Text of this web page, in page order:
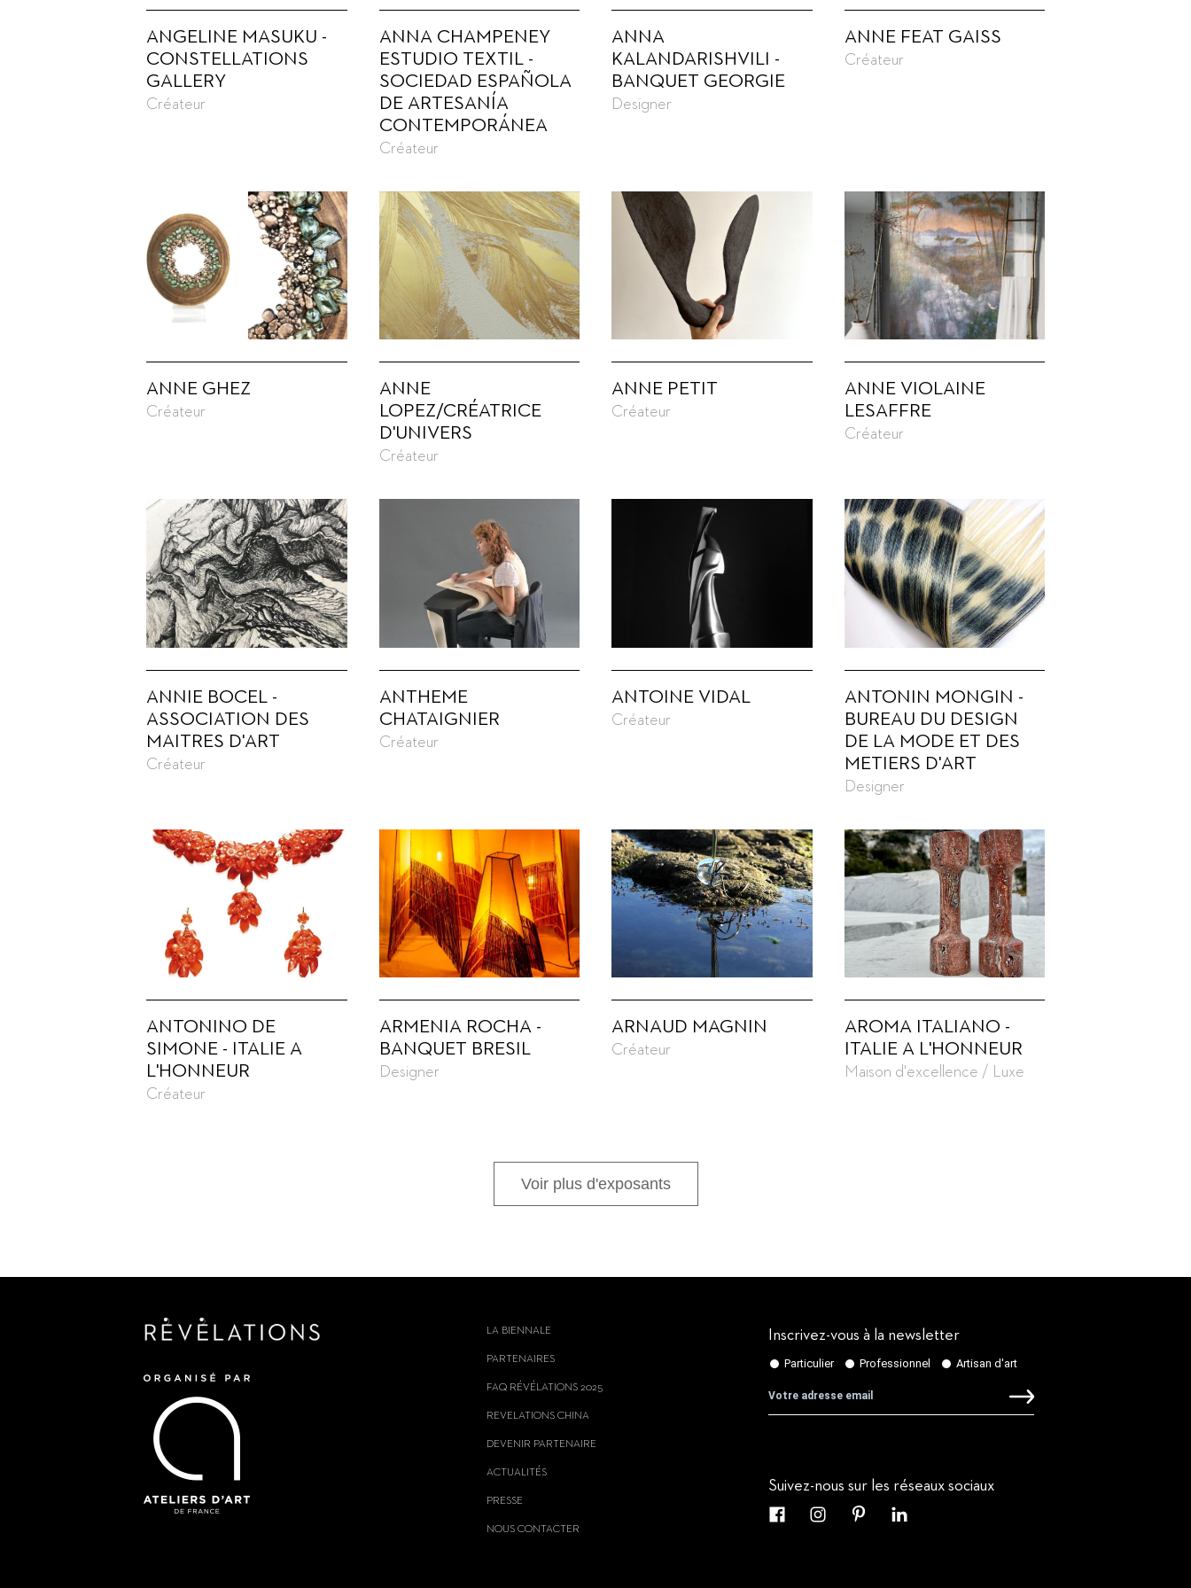
ANGELINE MASUKU -
CONSTELLATIONS
GALLERY
Créateur
ANNA CHAMPENEY
ESTUDIO TEXTIL -
SOCIEDAD ESPAÑOLA
DE ARTESANÍA
CONTEMPORÁNEA
Créateur
ANNA
KALANDARISHVILI -
BANQUET GEORGIE
Designer
ANNE FEAT GAISS
Créateur
ANNE GHEZ
Créateur
ANNE
LOPEZ/CRÉATRICE
D'UNIVERS
Créateur
ANNE PETIT
Créateur
ANNE VIOLAINE
LESAFFRE
Créateur
ANNIE BOCEL -
ASSOCIATION DES
MAITRES D'ART
Créateur
ANTHEME
CHATAIGNIER
Créateur
ANTOINE VIDAL
Créateur
ANTONIN MONGIN -
BUREAU DU DESIGN
DE LA MODE ET DES
METIERS D'ART
Designer
ANTONINO DE
SIMONE - ITALIE A
L'HONNEUR
Créateur
ARMENIA ROCHA -
BANQUET BRESIL
Designer
ARNAUD MAGNIN
Créateur
AROMA ITALIANO -
ITALIE A L'HONNEUR
Maison d'excellence / Luxe
Voir plus d'exposants
LA BIENNALE
PARTENAIRES
FAQ RÉVÉLATIONS 2025
REVELATIONS CHINA
DEVENIR PARTENAIRE
ACTUALITÉS
PRESSE
NOUS CONTACTER
Inscrivez-vous à la newsletter
Suivez-nous sur les réseaux sociaux